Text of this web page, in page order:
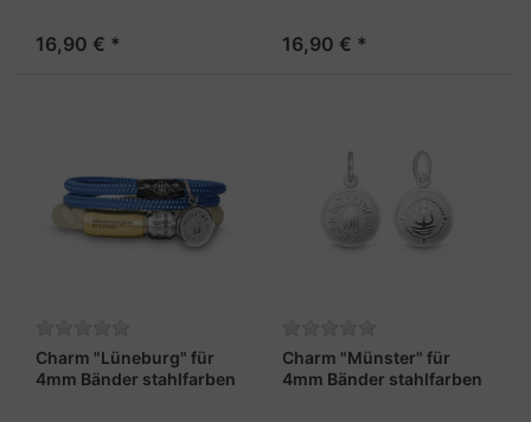
16,90 € * 16,90 € *
Charm "Lüneburg" für
4mm Bänder stahlfarben
Charm "Münster" für
4mm Bänder stahlfarben